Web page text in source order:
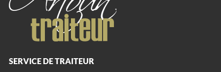
SERVICE DE TRAITEUR